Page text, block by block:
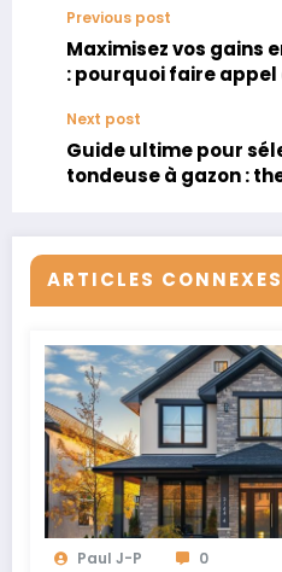
Previous post
Maximisez vos gains
: pourquoi faire
Next post
Guide ultime pour
tondeuse à gazon :
ARTICLES CONNEXES
Paul J-P 0